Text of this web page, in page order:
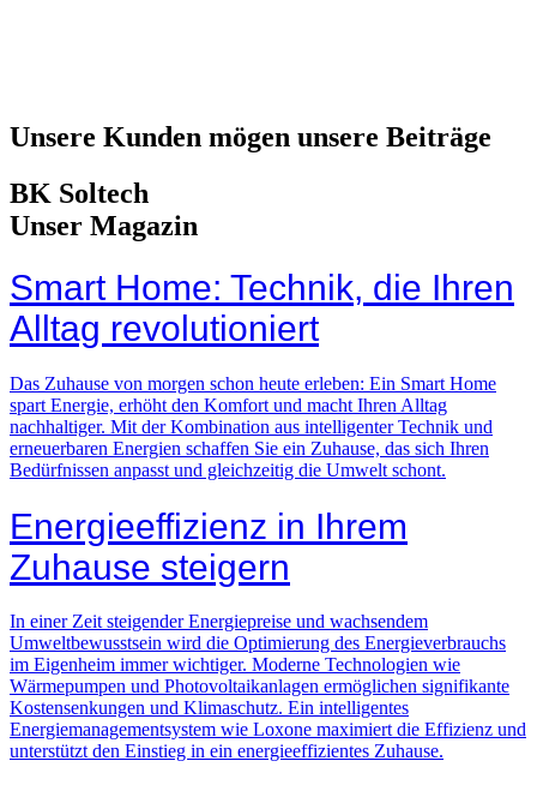
Unsere Kunden mögen unsere Beiträge
BK Soltech
Unser Magazin
Smart Home: Technik, die Ihren
Alltag revolutioniert
Das Zuhause von morgen schon heute erleben: Ein Smart Home
spart Energie, erhöht den Komfort und macht Ihren Alltag
nachhaltiger. Mit der Kombination aus intelligenter Technik und
erneuerbaren Energien schaffen Sie ein Zuhause, das sich Ihren
Bedürfnissen anpasst und gleichzeitig die Umwelt schont.
Energieeffizienz in Ihrem
Zuhause steigern
In einer Zeit steigender Energiepreise und wachsendem
Umweltbewusstsein wird die Optimierung des Energieverbrauchs
im Eigenheim immer wichtiger. Moderne Technologien wie
Wärmepumpen und Photovoltaikanlagen ermöglichen signifikante
Kostensenkungen und Klimaschutz. Ein intelligentes
Energiemanagementsystem wie Loxone maximiert die Effizienz und
unterstützt den Einstieg in ein energieeffizientes Zuhause.